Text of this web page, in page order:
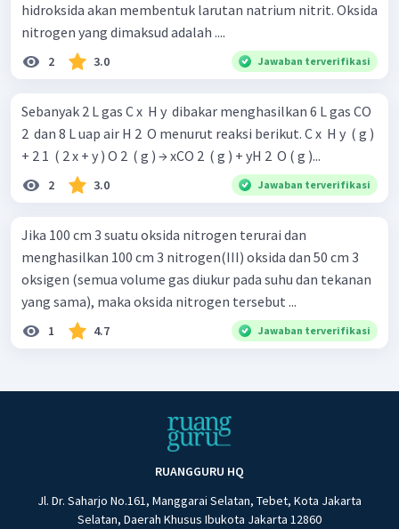
hidroksida akan membentuk larutan natrium nitrit. Oksida
nitrogen yang dimaksud adalah ....
2 3.0 Jawaban terverifikasi
Sebanyak 2 L gas C x ​ H y ​ dibakar menghasilkan 6 L gas CO
2 ​ dan 8 L uap air H 2 ​ O menurut reaksi berikut. C x ​ H y ​ ( g )
+ 2 1 ​ ( 2 x + y ) O 2 ​ ( g ) → xCO 2 ​ ( g ) + yH 2 ​ O ( g )...
2 3.0 Jawaban terverifikasi
Jika 100 cm 3 suatu oksida nitrogen terurai dan
menghasilkan 100 cm 3 nitrogen(III) oksida dan 50 cm 3
oksigen (semua volume gas diukur pada suhu dan tekanan
yang sama), maka oksida nitrogen tersebut ...
1 4.7 Jawaban terverifikasi
RUANGGURU HQ
Jl. Dr. Saharjo No.161, Manggarai Selatan, Tebet, Kota Jakarta
Selatan, Daerah Khusus Ibukota Jakarta 12860